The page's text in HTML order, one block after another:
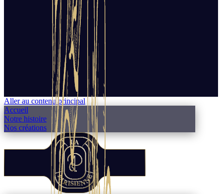
Aller au contenu principal
Accueil
Notre histoire
Nos créations